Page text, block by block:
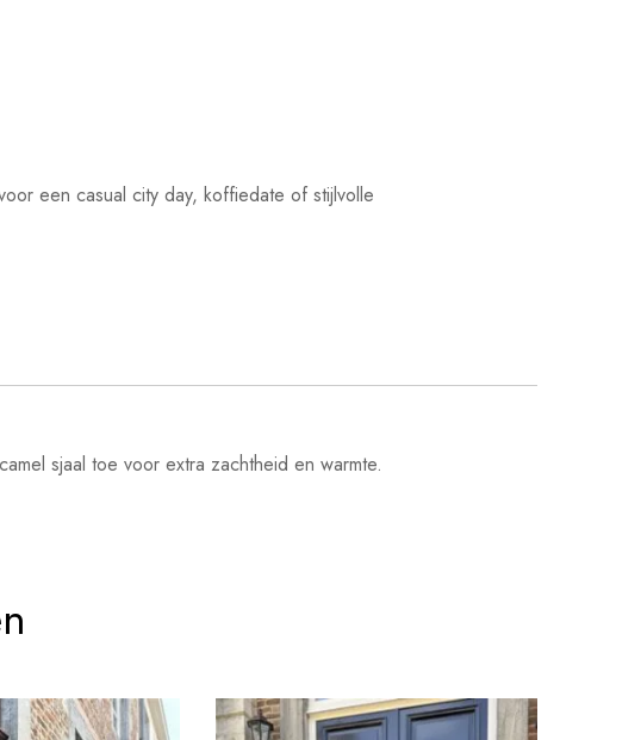
een casual city day, koffiedate of stijlvolle
sjaal toe voor extra zachtheid en warmte.